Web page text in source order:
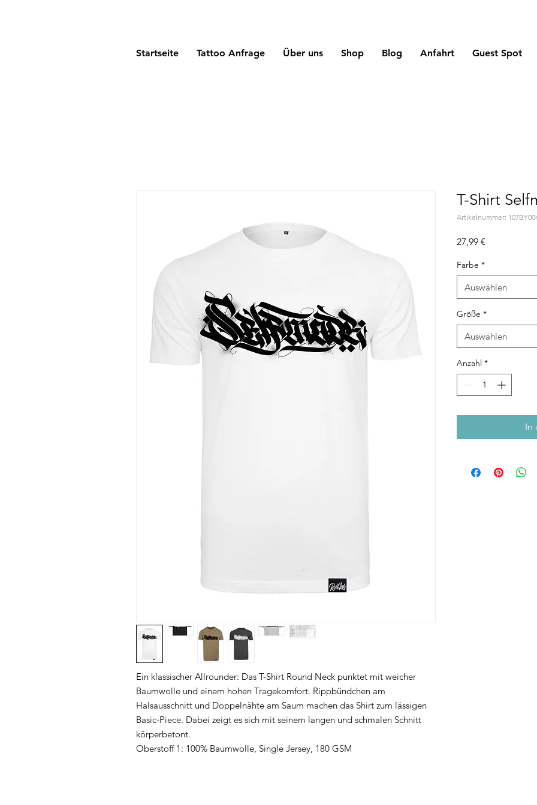
Startseite Tattoo Anfrage Über uns Shop Blog Anfahrt Guest Spot
Ein klassischer Allrounder: Das T-Shirt Round Neck punktet mit weicher
Baumwolle und einem hohen Tragekomfort. Rippbündchen am
Halsausschnitt und Doppelnähte am Saum machen das Shirt zum lässigen
Basic-Piece. Dabei zeigt es sich mit seinem langen und schmalen Schnitt
körperbetont.
Oberstoff 1: 100% Baumwolle, Single Jersey, 180 GSM
T-Shirt
Artikelnummer:
27,99 €
Farbe *
Auswählen
Größe *
Auswählen
Anzahl *
In